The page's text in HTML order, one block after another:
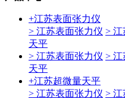
+江苏表面张力仪
> 江苏表面张力仪 > 江
天平
> 江苏表面张力仪 > 江
天平
+江苏超微量天平
> 江苏表面张力仪 > 江